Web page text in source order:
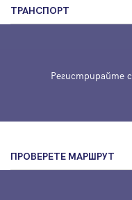
ТРАНСПОРТ
Регистрирайте
ПРОВЕРЕТЕ МАРШРУТ